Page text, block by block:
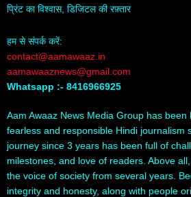
प्रिंट का विश्वास, डिजिटल की रफ़्तार
हम से संपर्क करें:
contact@aamawaaz.in
aamawaaznews@gmail.com
Whatsapp :- 8416966925
Aam Awaaz News Media Group has been
fearless and responsible Hindi journalism
journey since 3 years has been full of
milestones, and love of readers. Above
the voice of society from several years.
integrity and honesty, along with people